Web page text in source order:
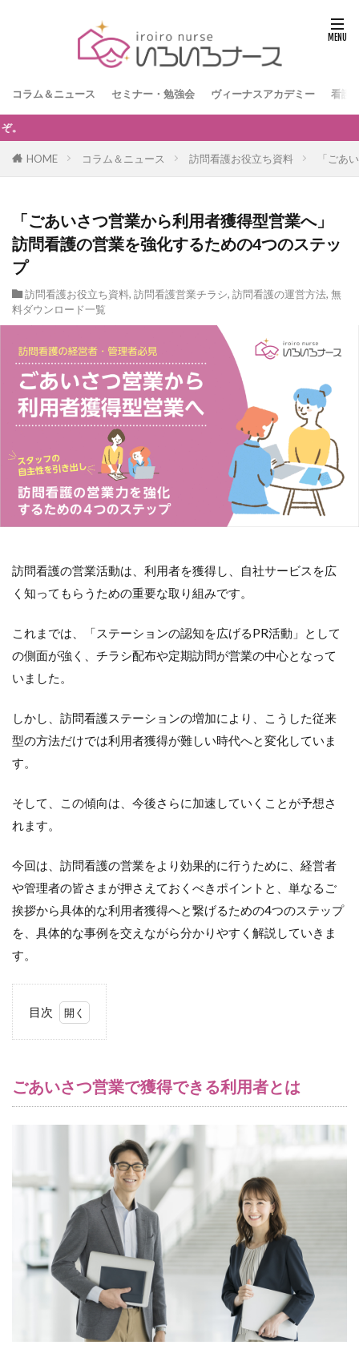
コラム＆ニュース セミナー・勉強会 ヴィーナスアカデミー 看護
HOME コラム＆ニュース 訪問看護お役立ち資料 「ごあ
「ごあいさつ営業から利用者獲得型営業へ」
訪問看護の営業を強化するための4つのステッ
プ
訪問看護お役立ち資料, 訪問看護営業チラシ, 訪問看護の運営方法, 無
料ダウンロード一覧
訪問看護の営業活動は、利用者を獲得し、自社サービスを広
く知ってもらうための重要な取り組みです。
これまでは、「ステーションの認知を広げるPR活動」として
の側面が強く、チラシ配布や定期訪問が営業の中心となって
いました。
しかし、訪問看護ステーションの増加により、こうした従来
型の方法だけでは利用者獲得が難しい時代へと変化していま
す。
そして、この傾向は、今後さらに加速していくことが予想さ
れます。
今回は、訪問看護の営業をより効果的に行うために、経営者
や管理者の皆さまが押さえておくべきポイントと、単なるご
挨拶から具体的な利用者獲得へと繋げるための4つのステップ
を、具体的な事例を交えながら分かりやすく解説していきま
す。
目次
い
さ
つ
得
用
者
ごあいさつ営業で獲得できる利用者とは